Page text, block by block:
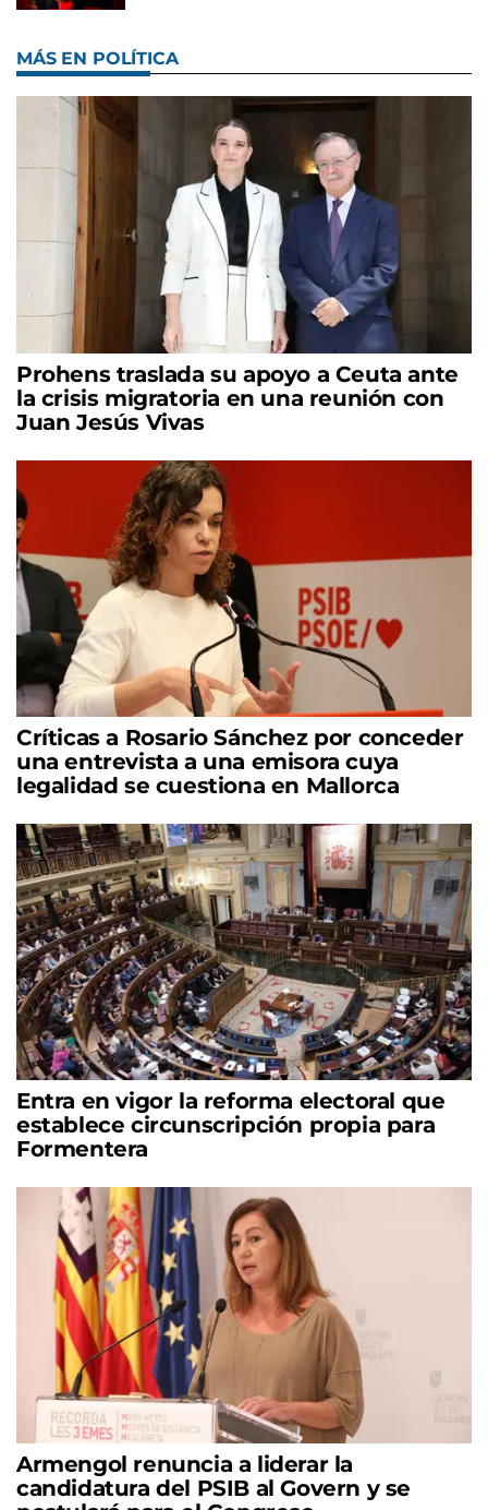
MÁS EN POLÍTICA
Prohens traslada su apoyo a Ceuta ante
la crisis migratoria en una reunión con
Juan Jesús Vivas
Críticas a Rosario Sánchez por conceder
una entrevista a una emisora cuya
legalidad se cuestiona en Mallorca
Entra en vigor la reforma electoral que
establece circunscripción propia para
Formentera
Armengol renuncia a liderar la
candidatura del PSIB al Govern y se